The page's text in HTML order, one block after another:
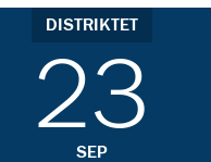
DISTRIKTET
23
SEP